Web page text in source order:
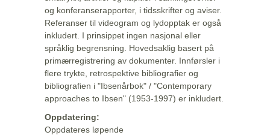
og konferanserapporter, i tidsskrifter og aviser.
Referanser til videogram og lydopptak er også
inkludert. I prinsippet ingen nasjonal eller
språklig begrensning. Hovedsaklig basert på
primærregistrering av dokumenter. Innførsler i
flere trykte, retrospektive bibliografier og
bibliografien i "Ibsenårbok" / "Contemporary
approaches to Ibsen" (1953-1997) er inkludert.
Oppdatering:
Oppdateres løpende